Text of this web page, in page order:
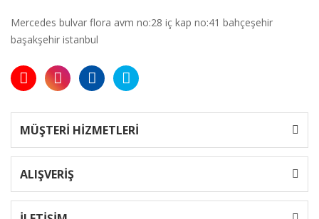
Mercedes bulvar flora avm no:28 iç kap no:41 bahçeşehir
başakşehir istanbul
MÜŞTERİ HİZMETLERİ
ALIŞVERİŞ